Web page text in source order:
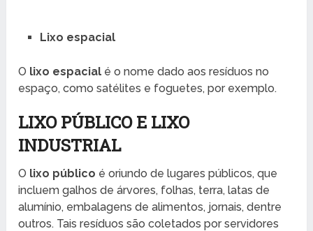
Lixo espacial
O lixo espacial é o nome dado aos resíduos no
espaço, como satélites e foguetes, por exemplo.
LIXO PÚBLICO E LIXO
INDUSTRIAL
O lixo público é oriundo de lugares públicos, que
incluem galhos de árvores, folhas, terra, latas de
alumínio, embalagens de alimentos, jornais, dentre
outros. Tais resíduos são coletados por servidores